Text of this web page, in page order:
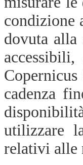
condizione
dovuta
cadenza
utilizzare
relativi alle